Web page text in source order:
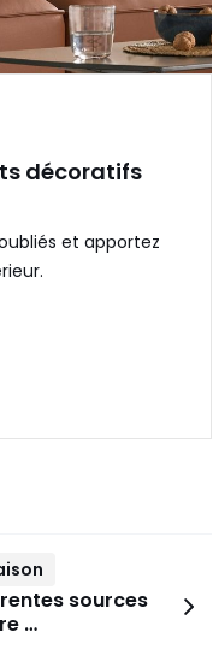
décoratifs
et apportez
sources
…